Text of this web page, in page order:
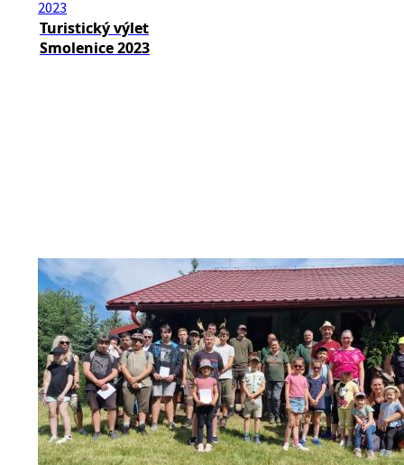
Turistický výlet
Smolenice 2023